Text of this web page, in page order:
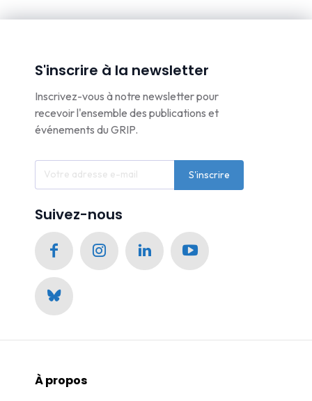
S'inscrire à la newsletter
Inscrivez-vous à notre newsletter pour
recevoir l'ensemble des publications et
événements du GRIP.
S'inscrire
Suivez-nous
À propos